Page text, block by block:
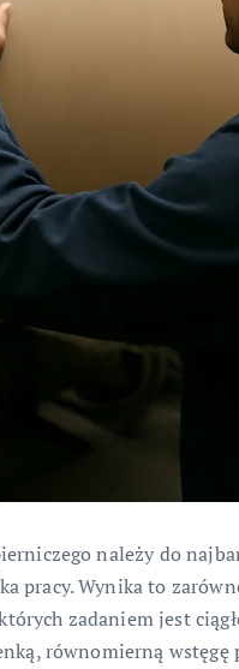
należy do
pracy. Wynika to
zadaniem jest
równomierną wstęgę